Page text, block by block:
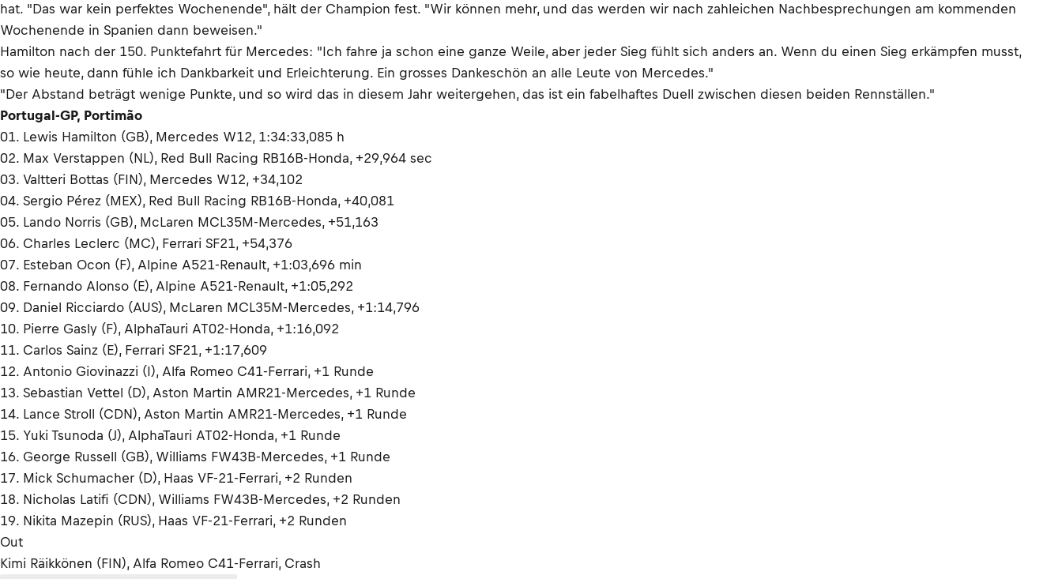
hat. "Das war kein perfektes Wochenende", hält der Champion fest. "Wir können mehr, und das werden wir nach zahleichen Nachbesprechungen am kommenden
Wochenende in Spanien dann beweisen."
Hamilton nach der 150. Punktefahrt für Mercedes: "Ich fahre ja schon eine ganze Weile, aber jeder Sieg fühlt sich anders an. Wenn du einen Sieg erkämpfen musst,
so wie heute, dann fühle ich Dankbarkeit und Erleichterung. Ein grosses Dankeschön an alle Leute von Mercedes."
"Der Abstand beträgt wenige Punkte, und so wird das in diesem Jahr weitergehen, das ist ein fabelhaftes Duell zwischen diesen beiden Rennställen."
Portugal-GP, Portimão
01. Lewis Hamilton (GB), Mercedes W12, 1:34:33,085 h
02. Max Verstappen (NL), Red Bull Racing RB16B-Honda, +29,964 sec
03. Valtteri Bottas (FIN), Mercedes W12, +34,102
04. Sergio Pérez (MEX), Red Bull Racing RB16B-Honda, +40,081
05. Lando Norris (GB), McLaren MCL35M-Mercedes, +51,163
06. Charles Leclerc (MC), Ferrari SF21, +54,376
07. Esteban Ocon (F), Alpine A521-Renault, +1:03,696 min
08. Fernando Alonso (E), Alpine A521-Renault, +1:05,292
09. Daniel Ricciardo (AUS), McLaren MCL35M-Mercedes, +1:14,796
10. Pierre Gasly (F), AlphaTauri AT02-Honda, +1:16,092
11. Carlos Sainz (E), Ferrari SF21, +1:17,609
12. Antonio Giovinazzi (I), Alfa Romeo C41-Ferrari, +1 Runde
13. Sebastian Vettel (D), Aston Martin AMR21-Mercedes, +1 Runde
14. Lance Stroll (CDN), Aston Martin AMR21-Mercedes, +1 Runde
15. Yuki Tsunoda (J), AlphaTauri AT02-Honda, +1 Runde
16. George Russell (GB), Williams FW43B-Mercedes, +1 Runde
17. Mick Schumacher (D), Haas VF-21-Ferrari, +2 Runden
18. Nicholas Latifi (CDN), Williams FW43B-Mercedes, +2 Runden
19. Nikita Mazepin (RUS), Haas VF-21-Ferrari, +2 Runden
Out
Kimi Räikkönen (FIN), Alfa Romeo C41-Ferrari, Crash